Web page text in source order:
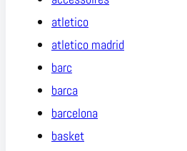
atletico
atletico madrid
barc
barca
barcelona
basket